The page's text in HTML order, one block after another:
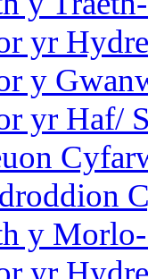
yr
y
yr Haf/
y